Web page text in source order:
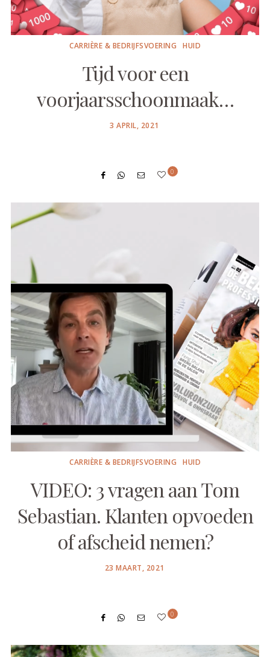
CARRIÈRE & BEDRIJFSVOERING HUID
Tijd voor een
voorjaarsschoonmaak…
POSTED
3 APRIL, 2021
0
CARRIÈRE & BEDRIJFSVOERING HUID
VIDEO: 3 vragen aan Tom
Sebastian. Klanten opvoeden
of afscheid nemen?
POSTED
23 MAART, 2021
0